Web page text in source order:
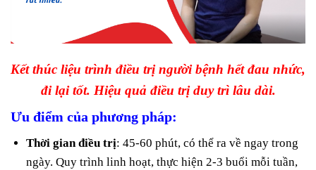
Kết thúc liệu trình điều trị người bệnh hết đau nhức,
đi lại tốt. Hiệu quả điều trị duy trì lâu dài.
Ưu điểm của phương pháp:
Thời gian điều trị: 45-60 phút, có thể ra về ngay trong
ngày. Quy trình linh hoạt, thực hiện 2-3 buổi mỗi tuần,